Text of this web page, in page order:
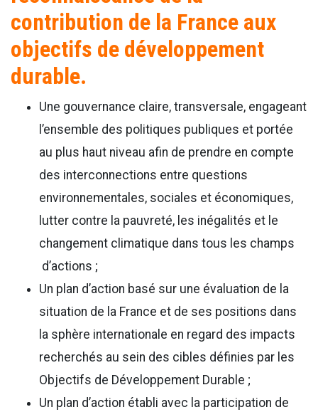
contribution de la France aux
objectifs de développement
durable.
Une gouvernance claire, transversale, engageant
l’ensemble des politiques publiques et portée
au plus haut niveau afin de prendre en compte
des interconnections entre questions
environnementales, sociales et économiques,
lutter contre la pauvreté, les inégalités et le
changement climatique dans tous les champs
d’actions ;
Un plan d’action basé sur une évaluation de la
situation de la France et de ses positions dans
la sphère internationale en regard des impacts
recherchés au sein des cibles définies par les
Objectifs de Développement Durable ;
Un plan d’action établi avec la participation de